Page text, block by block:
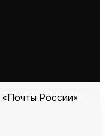
России»